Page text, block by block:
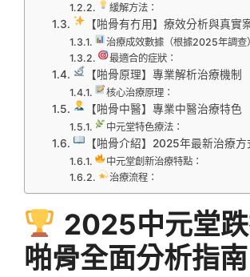
緩解方法：
【啪骨有冇用】療效分析與真實
治療成效數據（根據2025年調查）
最適合的症狀：
【啪骨原理】專業解析治療機制
核心治療原理：
【啪骨中醫】專業中醫治療特色
中元堂特色療法：
【啪骨介紹】2025年最新治療方
中元堂創新治療特點：
治療流程：
2025中元堂
啪骨全面分析指南